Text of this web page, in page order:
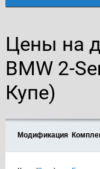
Цены на
BMW 2-
Купе)
Модификация